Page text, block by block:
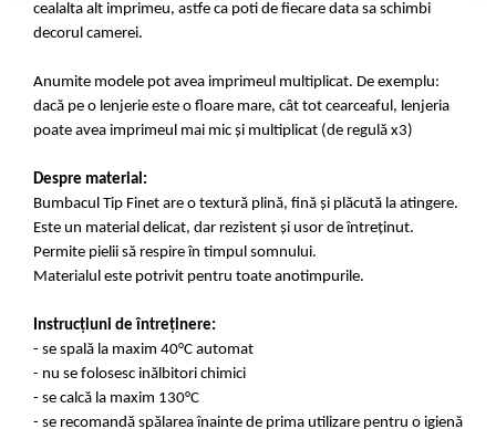
cealalta alt imprimeu, astfe ca poti de fiecare data sa schimbi
decorul camerei.
Anumite modele pot avea imprimeul multiplicat. De exemplu:
dacă pe o lenjerie este o floare mare, cât tot cearceaful, lenjeria
poate avea imprimeul mai mic și multiplicat (de regulă x3)
Despre material:
Bumbacul Tip Finet are o textură plină, fină și plăcută la atingere.
Este un material delicat, dar rezistent și usor de întreținut.
Permite pielii să respire în timpul somnului.
Materialul este potrivit pentru toate anotimpurile.
Instrucțiuni de întreținere:
- se spală la maxim 40°C automat
- nu se folosesc inălbitori chimici
- se calcă la maxim 130°C
- se recomandă spălarea înainte de prima utilizare pentru o igienă